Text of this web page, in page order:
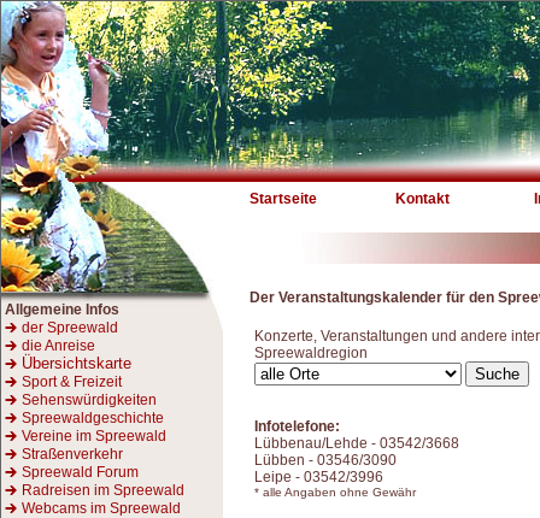
Allgemeine Infos
der Spreewald
die Anreise
Übersichtskarte
Sport & Freizeit
Sehenswürdigkeiten
Spreewaldgeschichte
Vereine im Spreewald
Straßenverkehr
Spreewald Forum
Radreisen im Spreewald
Webcams im Spreewald
Startseite Kontakt
Der Veranstaltungskalender für den
Konzerte, Veranstaltungen und andere
Spreewaldregion
Infotelefone:
Lübbenau/Lehde - 03542/3668
Lübben - 03546/3090
Leipe - 03542/3996
* alle Angaben ohne Gewähr